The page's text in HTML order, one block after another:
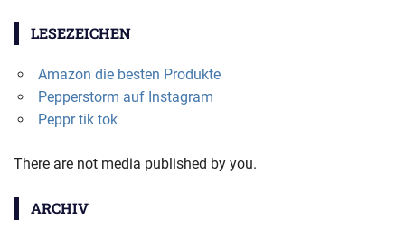
LESEZEICHEN
Amazon die besten Produkte
Pepperstorm auf Instagram
Peppr tik tok
There are not media published by you.
ARCHIV